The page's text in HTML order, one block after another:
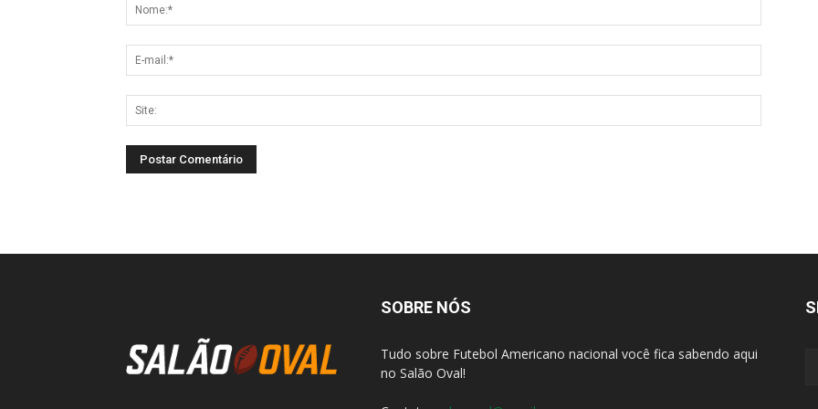
SOBRE NÓS
Tudo sobre Futebol Americano nacional você fica sabendo aqui
no Salão Oval!